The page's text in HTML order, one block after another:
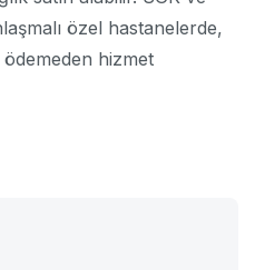
özel hastanelerde,
hizmet